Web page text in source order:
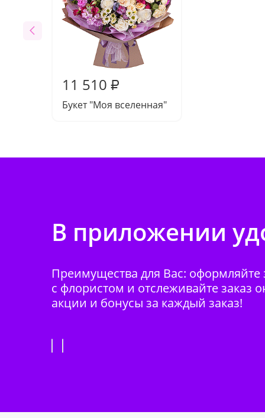
11 510 ₽
Букет "Моя вселенная"
В приложении
Преимущества для Вас: оформляйте
с флористом и отслеживайте заказ
акции и бонусы за каждый заказ!